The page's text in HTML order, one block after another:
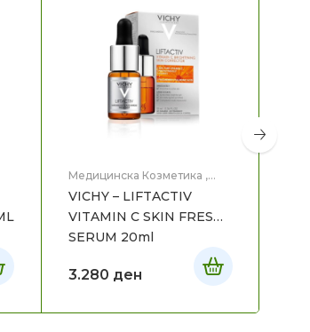
Медицинска Козметика ,
VICHY – LIFTACTIV
VITAMIN C SKIN FRESH
SERUM 20ml
3.280 ден